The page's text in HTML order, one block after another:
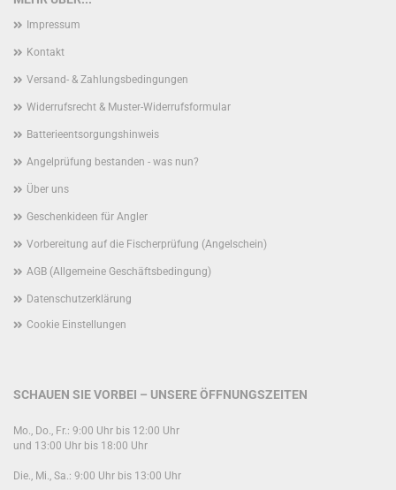
Impressum
Kontakt
Versand- & Zahlungsbedingungen
Widerrufsrecht & Muster-Widerrufsformular
Batterieentsorgungshinweis
Angelprüfung bestanden - was nun?
Über uns
Geschenkideen für Angler
Vorbereitung auf die Fischerprüfung (Angelschein)
AGB (Allgemeine Geschäftsbedingung)
Datenschutzerklärung
Cookie Einstellungen
SCHAUEN SIE VORBEI – UNSERE ÖFFNUNGSZEITEN
Mo., Do., Fr.: 9:00 Uhr bis 12:00 Uhr
und 13:00 Uhr bis 18:00 Uhr
Die., Mi., Sa.: 9:00 Uhr bis 13:00 Uhr